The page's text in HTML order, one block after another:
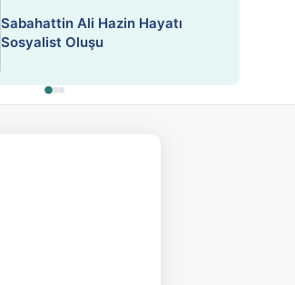
ESA 'da Sen de Paylaş
ATEŞ YAKMAK KONU ÖZET J.
LONDON